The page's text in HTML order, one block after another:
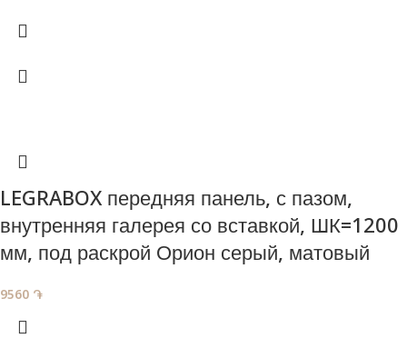
LEGRABOX передняя панель, с пазом,
внутренняя галерея со вставкой, ШК=1200
мм, под раскрой Орион серый, матовый
9560 ֏